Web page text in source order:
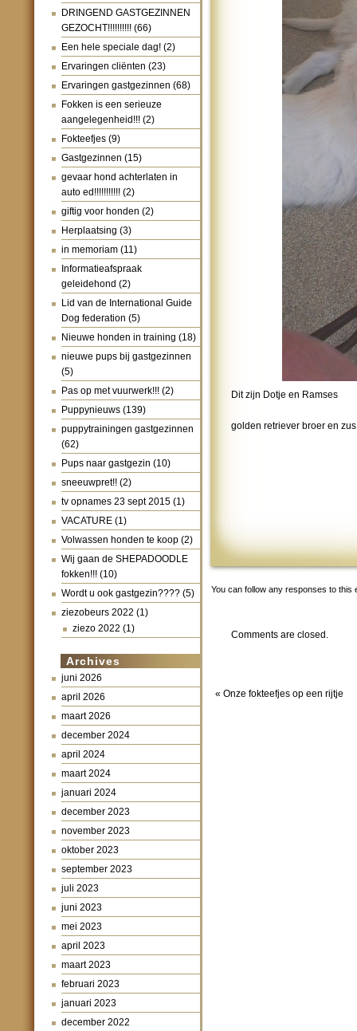
DRINGEND GASTGEZINNEN
GEZOCHT!!!!!!!!!! (66)
Een hele speciale dag! (2)
Ervaringen cliënten (23)
Ervaringen gastgezinnen (68)
Fokken is een serieuze
aangelegenheid!!! (2)
Fokteefjes (9)
Gastgezinnen (15)
gevaar hond achterlaten in
auto ed!!!!!!!!!!! (2)
giftig voor honden (2)
Herplaatsing (3)
in memoriam (11)
Informatieafspraak
geleidehond (2)
Lid van de International Guide
Dog federation (5)
Nieuwe honden in training (18)
nieuwe pups bij gastgezinnen
(5)
Pas op met vuurwerk!!! (2)
Puppynieuws (139)
puppytrainingen gastgezinnen
(62)
Pups naar gastgezin (10)
sneeuwpret!! (2)
tv opnames 23 sept 2015 (1)
VACATURE (1)
Volwassen honden te koop (2)
Wij gaan de SHEPADOODLE
fokken!!! (10)
Wordt u ook gastgezin???? (5)
ziezobeurs 2022 (1)
ziezo 2022 (1)
Archives
juni 2026
april 2026
maart 2026
december 2024
april 2024
maart 2024
januari 2024
december 2023
november 2023
oktober 2023
september 2023
juli 2023
juni 2023
mei 2023
april 2023
maart 2023
februari 2023
januari 2023
december 2022
Dit zijn Dotje en Ramses
golden retriever broer en zus
You can follow any responses to this
Comments are closed.
« Onze fokteefjes op een rijtje